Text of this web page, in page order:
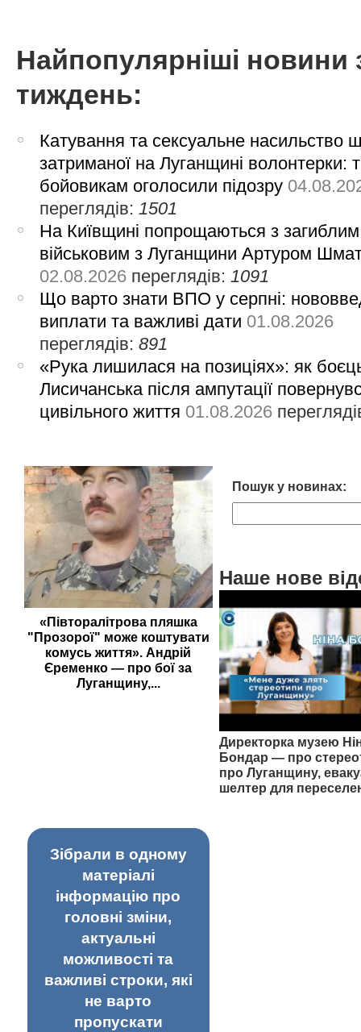
Найпопулярніші новини
тиждень:
Катування та сексуальне насильство
затриманої на Луганщині волонтерки:
бойовикам оголосили підозру
переглядів:1501
На Київщині попрощаються з загиблим
військовим з Луганщини Артуром
02.08.2026 переглядів:1091
Що варто знати ВПО у серпні:
виплати та важливі дати 01.08.2026
переглядів:891
«Рука лишилася на позиціях»: як
Лисичанська після ампутації
цивільного життя 01.08.2026
«Півторалітрова пляшка
"Прозорої" може коштувати
комусь життя». Андрій
Єременко — про бої за
Луганщину,...
Пошук у новинах:
Наше нове
Директорка музею
Бондар — про
про Луганщину,
шелтер для
Зібрали в одному
матеріалі
інформацію про
головні зміни,
актуальні
можливості та
важливі строки, які
не варто
пропускати